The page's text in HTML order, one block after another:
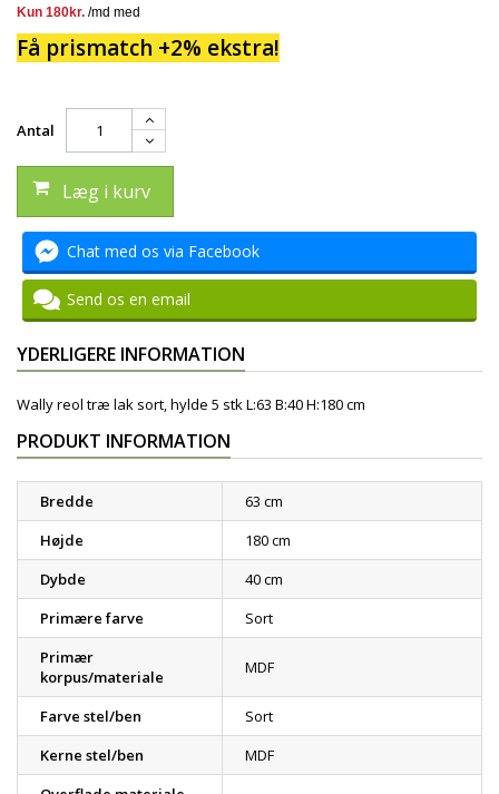
Få prismatch +2% ekstra!
Antal
Læg i kurv
Chat med os via Facebook
Send os en email
YDERLIGERE INFORMATION
Wally reol træ lak sort, hylde 5 stk L:63 B:40 H:180 cm
PRODUKT INFORMATION
Bredde
63 cm
Højde
180 cm
Dybde
40 cm
Primære farve
Sort
Primær
korpus/materiale
MDF
Farve stel/ben
Sort
Kerne stel/ben
MDF